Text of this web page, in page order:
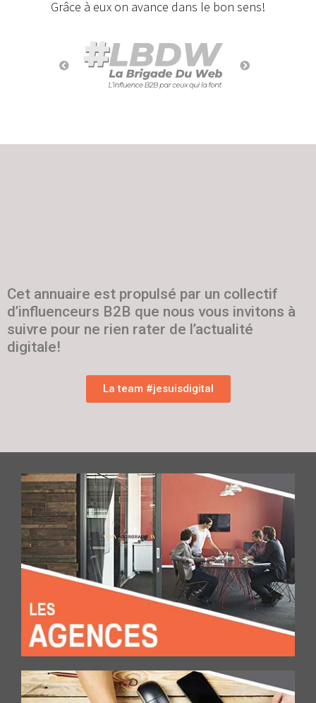
Grâce à eux on avance dans le bon sens!
Cet annuaire est propulsé par un collectif
d’influenceurs B2B que nous vous invitons à
suivre pour ne rien rater de l’actualité
digitale!
La team #jesuisdigital